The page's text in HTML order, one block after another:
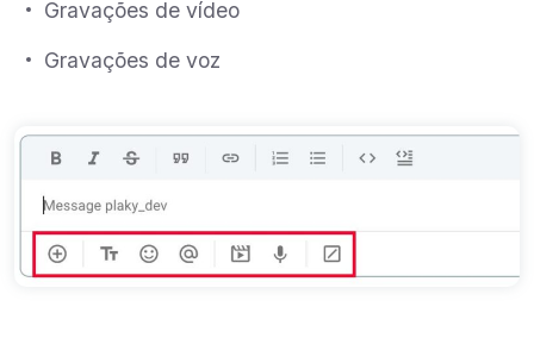
Gravações de vídeo
Gravações de voz